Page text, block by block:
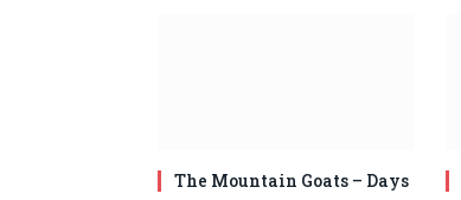
The Mountain Goats – Days